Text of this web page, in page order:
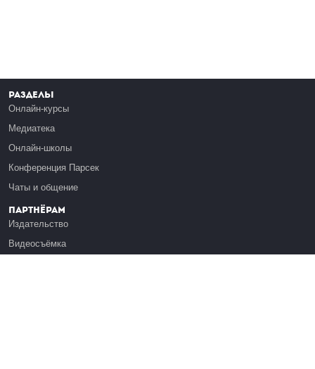
Разделы
Онлайн-курсы
Медиатека
Онлайн-школы
Конференция Парсек
Чаты и общение
Партнёрам
Издательство
Видеосъёмка